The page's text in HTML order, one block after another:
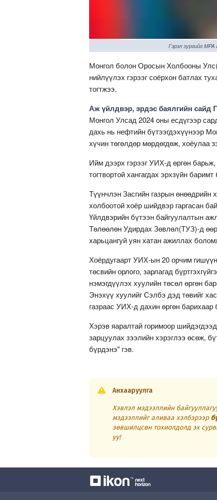
Гэрэл зургийг
Монгол болон Оросын Холбооны
нийлүүлэх гэрээг соёрхон батлах
тогтжээ.
Аж үйлдвэр, эрдэс баялгийн сайд
Монгол Улсад 2024 оны есдүгээр
дахь нь нефтийн бүтээгдэхүүнээр
хүчин төгөлдөр мөрдөгдөж, хоёулаа
Ийм дээрх гэрээг УИХ-д өргөн
тогтвортой хангагдах эрхзүйн
Түүнчлэн Засгийн газрын
холбоотой хоёр шийдвэр гаргасан
Үйлдвэрийн бүтээн байгуулалтын
Төлөөлөн Удирдах Зөвлөл(ТУЗ)-д
харьцангуй уян хатан ажиллах
Хоёрдугаарт УИХ-ын 20 орчим
төсвийн орлого, зарлагад
нэмэгдүүлэх хуулийн төсөл өргөн
Энэхүү хуулийг Сэлбэ дэд төвийг
газраас УИХ-д дахин өргөн барихаар
Хэрэв яаралтай горимоор
зарцуулах зээлийн хэрэглээ өсөж,
бүрдэнэ" гэв.
Анхааруулга
Хэвлэл мэдээллийн
мэдээллийг аливаа хэлбэрээр
зөвшилцсөн тохиолдолд эх
уу!